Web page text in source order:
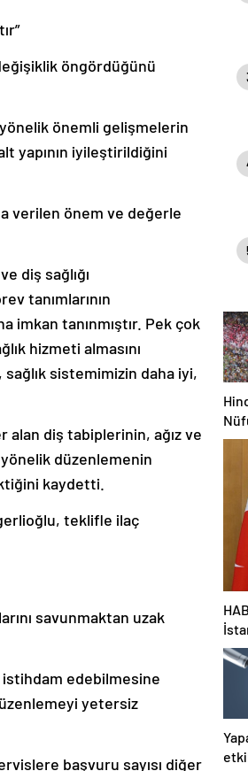
öngördüğünü
yönelik önemli gelişmelerin
yapının iyileştirildiğini
verilen önem ve değerle
diş sağlığı
tanımlarının
imkan tanınmıştır. Pek çok
hizmeti almasını
sağlık sistemimizin daha iyi,
diş tabiplerinin, ağız ve
düzenlemenin
kaydetti.
teklifle ilaç
savunmaktan uzak
istihdam edebilmesine
yetersiz
başvuru sayısı diğer